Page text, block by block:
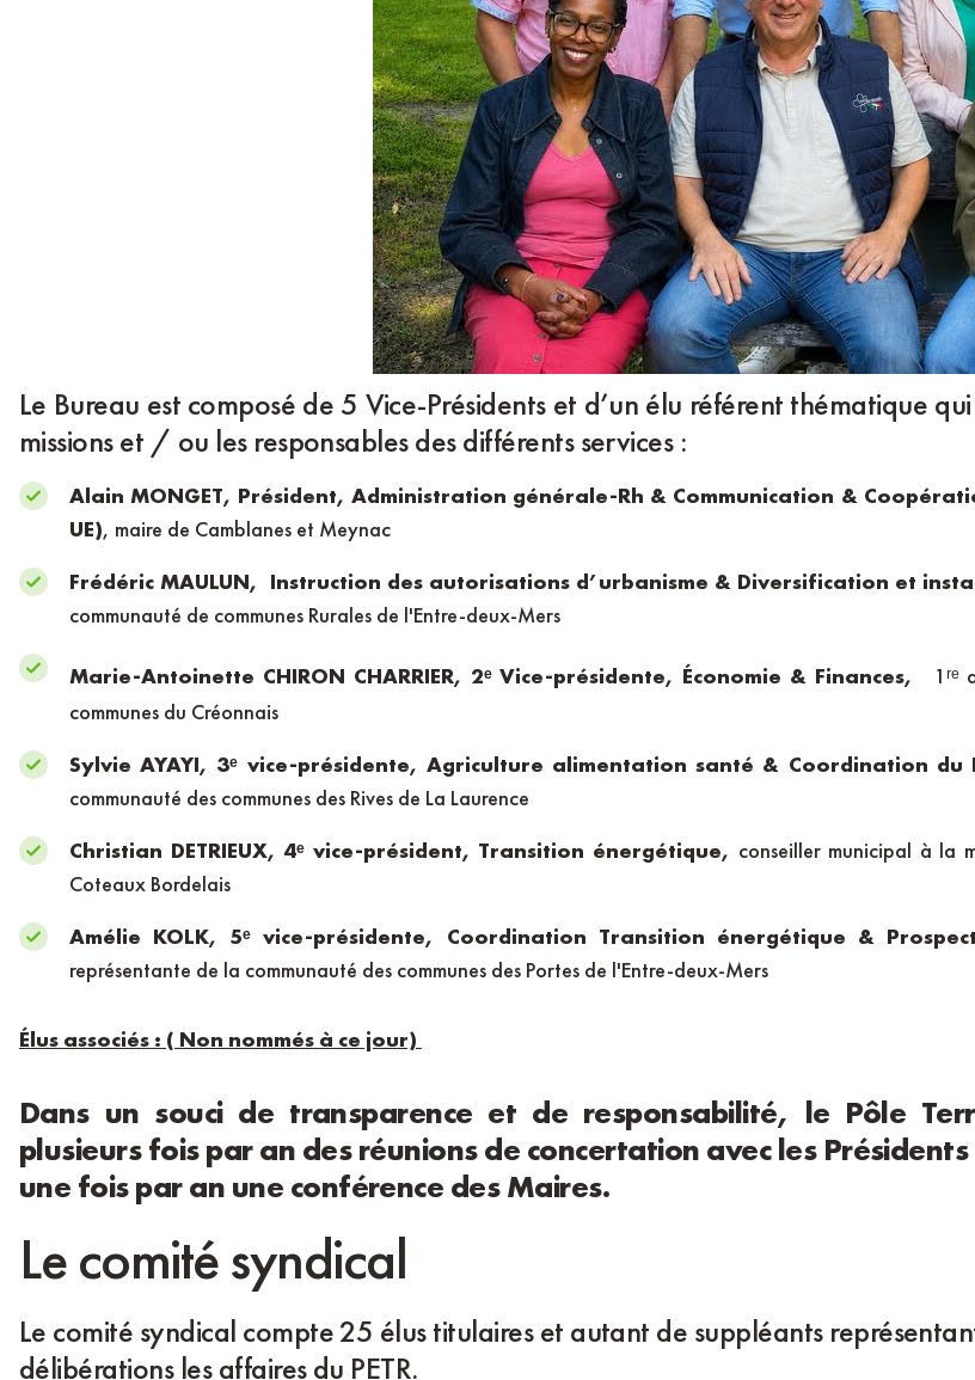
Le Bureau est composé de 5 Vice-Présidents et d’un élu référent thématique
missions et / ou les responsables des différents services :
Alain MONGET, Président, Administration générale-Rh & Communication &
UE), maire de Camblanes et Meynac
Frédéric MAULUN, Instruction des autorisations d’urbanisme & Diversification et
communauté de communes Rurales de l'Entre-deux-Mers
Marie-Antoinette CHIRON CHARRIER, 2ᵉ Vice-présidente, Économie & Finances,
communes du Créonnais
Sylvie AYAYI, 3ᵉ vice-présidente, Agriculture alimentation santé & Coordination du
communauté des communes des Rives de La Laurence
Christian DETRIEUX, 4ᵉ vice-président, Transition énergétique, conseiller municipal à la
Coteaux Bordelais
Amélie KOLK, 5ᵉ vice-présidente, Coordination Transition énergétique &
représentante de la communauté des communes des Portes de l'Entre-deux-Mers
Élus associés : ( Non nommés à ce jour)
Dans un souci de transparence et de responsabilité, le Pôle
plusieurs fois par an des réunions de concertation avec les
une fois par an une conférence des Maires.
Le comité syndical
Le comité syndical compte 25 élus titulaires et autant de suppléants
délibérations les affaires du PETR.